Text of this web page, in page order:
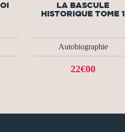
LA BASCULE
HISTORIQUE TOME 1
Autobiographie
22€00